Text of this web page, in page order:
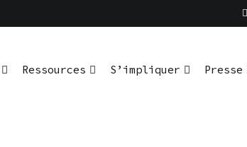
Ressources S’impliquer Presse